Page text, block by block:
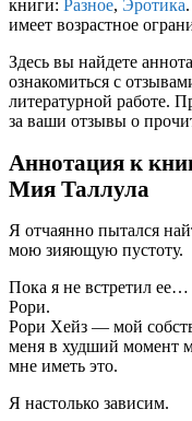
книги: Разное, Эротика
имеет возрастное
Здесь вы найдете
ознакомиться с
литературной работе.
за ваши отзывы о
Аннотация к
Мия Таллула
Я отчаянно пытался
мою зияющую пустоту.
Пока я не встретил ее…
Рори.
Рори Хейз — мой
меня в худший момент
мне иметь это.
Я настолько зависим.